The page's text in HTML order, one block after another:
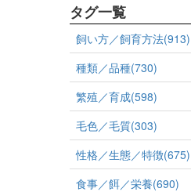
タグ一覧
飼い方／飼育方法(913)
種類／品種(730)
繁殖／育成(598)
毛色／毛質(303)
性格／生態／特徴(675)
食事／餌／栄養(690)